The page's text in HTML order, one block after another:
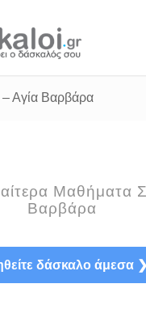
– Αγία Βαρβάρα
Μαθήματα
Βαρβάρα
δάσκαλο άμεσα ❯